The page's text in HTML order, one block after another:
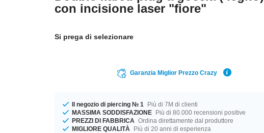
con incisione laser "fiore"
Si prega di selezionare
Garanzia Miglior Prezzo Crazy
Il negozio di piercing № 1
Più di 7M di clienti
MASSIMA SODDISFAZIONE Più di 80.000 recensioni positive
PREZZI DI FABBRICA Ordina direttamente dal produttore
MIGLIORE QUALITÀ
Più di 20 anni di esperienza